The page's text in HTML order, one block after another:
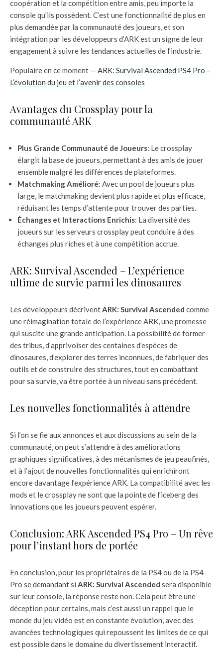
coopération et la compétition entre amis, peu importe la
console qu’ils possèdent. C’est une fonctionnalité de plus en
plus demandée par la communauté des joueurs, et son
intégration par les développeurs d’ARK est un signe de leur
engagement à suivre les tendances actuelles de l’industrie.
Populaire en ce moment — ARK: Survival Ascended PS4 Pro –
L’évolution du jeu et l’avenir des consoles
Avantages du Crossplay pour la
communauté ARK
Plus Grande Communauté de Joueurs: Le crossplay
élargit la base de joueurs, permettant à des amis de jouer
ensemble malgré les différences de plateformes.
Matchmaking Amélioré: Avec un pool de joueurs plus
large, le matchmaking devient plus rapide et plus efficace,
réduisant les temps d’attente pour trouver des parties.
Échanges et Interactions Enrichis: La diversité des
joueurs sur les serveurs crossplay peut conduire à des
échanges plus riches et à une compétition accrue.
ARK: Survival Ascended – L’expérience
ultime de survie parmi les dinosaures
Les développeurs décriventARK: Survival Ascended comme
une réimagination totale de l’expérience ARK, une promesse
qui suscite une grande anticipation. La possibilité de former
des tribus, d’apprivoiser des centaines d’espèces de
dinosaures, d’explorer des terres inconnues, de fabriquer des
outils et de construire des structures, tout en combattant
pour sa survie, va être portée à un niveau sans précédent.
Les nouvelles fonctionnalités à attendre
Si l’on se fie aux annonces et aux discussions au sein de la
communauté, on peut s’attendre à des améliorations
graphiques significatives, à des mécanismes de jeu peaufinés,
et à l’ajout de nouvelles fonctionnalités qui enrichiront
encore davantage l’expérience ARK. La compatibilité avec les
mods et le crossplay ne sont que la pointe de l’iceberg des
innovations que les joueurs peuvent espérer.
Conclusion: ARK Ascended PS4 Pro – Un rêve
pour l’instant hors de portée
En conclusion, pour les propriétaires de la PS4 ou de la PS4
Pro se demandant si ARK: Survival Ascended sera disponible
sur leur console, la réponse reste non. Cela peut être une
déception pour certains, mais c’est aussi un rappel que le
monde du jeu vidéo est en constante évolution, avec des
avancées technologiques qui repoussent les limites de ce qui
est possible dans le domaine du divertissement interactif.